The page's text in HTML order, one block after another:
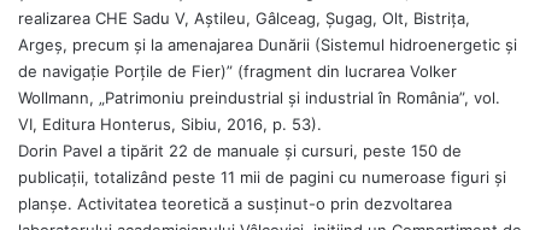
realizarea CHE Sadu V, Aştileu, Gâlceag, Șugag, Olt, Bistriţa,
Argeş, precum și la amenajarea Dunării (Sistemul hidroenergetic și
de navigaţie Porţile de Fier)” (fragment din lucrarea Volker
Wollmann, „Patrimoniu preindustrial și industrial în România”, vol.
VI, Editura Honterus, Sibiu, 2016, p. 53).
Dorin Pavel a tipărit 22 de manuale şi cursuri, peste 150 de
publicaţii, totalizând peste 11 mii de pagini cu numeroase figuri şi
planşe. Activitatea teoretică a susţinut-o prin dezvoltarea